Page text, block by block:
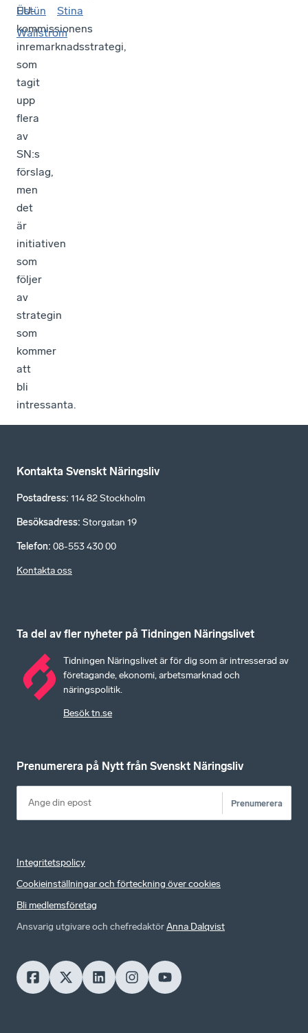
EU-
kommissionens
inremarknadsstrategi,
som
tagit
upp
flera
av
SN:s
förslag,
men
det
är
initiativen
som
följer
av
strategin
som
kommer
att
bli
intressanta.
Üstün
Stina
Wallström
Kontakta Svenskt Näringsliv
Postadress: 114 82 Stockholm
Besöksadress: Storgatan 19
Telefon: 08-553 430 00
Kontakta oss
Ta del av fler nyheter på Tidningen Näringslivet
Tidningen Näringslivet är för dig som är intresserad av
företagande, ekonomi, arbetsmarknad och
näringspolitik.
Besök tn.se
Prenumerera på Nytt från Svenskt Näringsliv
Prenumerera
Integritetspolicy
Cookieinställningar och förteckning över cookies
Bli medlemsföretag
Ansvarig utgivare och chefredaktörAnna Dalqvist